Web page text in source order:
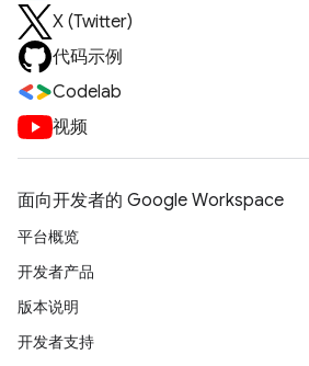
X (Twitter)
代码示例
Codelab
视频
面向开发者的 Google Workspace
平台概览
开发者产品
版本说明
开发者支持